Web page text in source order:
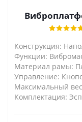
Конструкция:
Функции:
Материал рамы:
Управление:
Максимальный
Комплектация: